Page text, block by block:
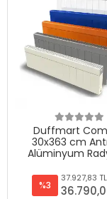
Duffmart
30x363 cm
Alüminyum
%3
37.927,83 TL